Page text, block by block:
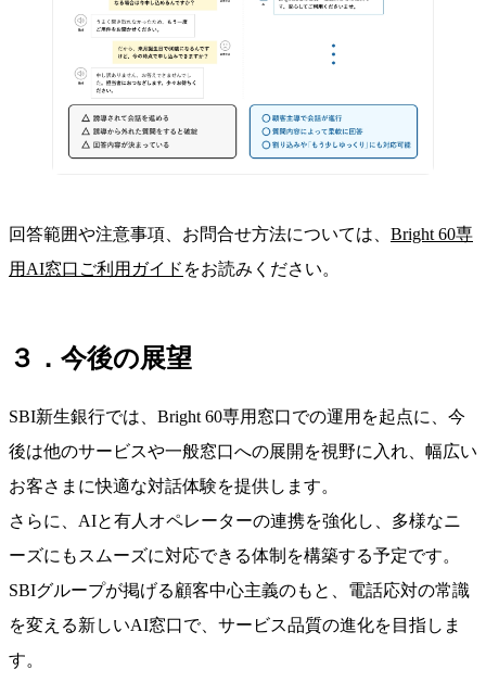
回答範囲や注意事項、お問合せ方法については、 Bright 60専
用AI窓口ご利用ガイド をお読みください。
３．今後の展望
SBI新生銀行では、Bright 60専用窓口での運用を起点に、今
後は他のサービスや一般窓口への展開を視野に入れ、幅広い
お客さまに快適な対話体験を提供します。
さらに、AIと有人オペレーターの連携を強化し、多様なニ
ーズにもスムーズに対応できる体制を構築する予定です。
SBIグループが掲げる顧客中心主義のもと、電話応対の常識
を変える新しいAI窓口で、サービス品質の進化を目指しま
す。